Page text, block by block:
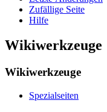
Zufällige Seite
Hilfe
Wikiwerkzeuge
Wikiwerkzeuge
Spezialseiten